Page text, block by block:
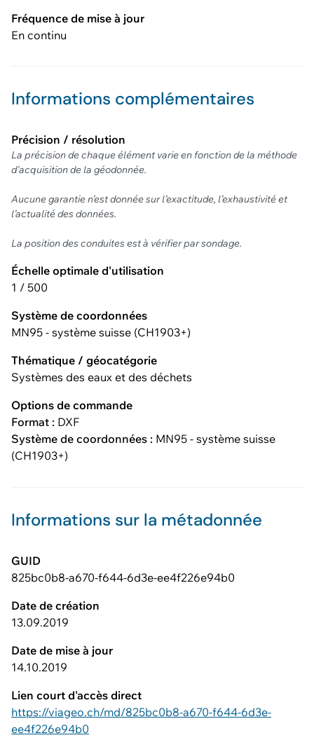
Fréquence de mise à jour
En continu
Informations complémentaires
Précision / résolution
La précision de chaque élément varie en fonction de la méthode
d'acquisition de la géodonnée.
Aucune garantie n’est donnée sur l’exactitude, l’exhaustivité et
l’actualité des données.
La position des conduites est à vérifier par sondage.
Échelle optimale d'utilisation
1 / 500
Système de coordonnées
MN95 - système suisse (CH1903+)
Thématique / géocatégorie
Systèmes des eaux et des déchets
Options de commande
Format : DXF
Système de coordonnées : MN95 - système suisse
(CH1903+)
Informations sur la métadonnée
GUID
825bc0b8-a670-f644-6d3e-ee4f226e94b0
Date de création
13.09.2019
Date de mise à jour
14.10.2019
Lien court d'accès direct
https://viageo.ch/md/825bc0b8-a670-f644-6d3e-
ee4f226e94b0